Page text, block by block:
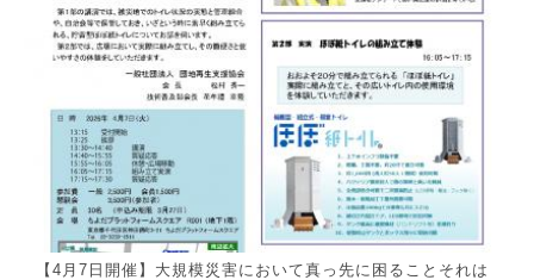
【4月7日開催】大規模災害において真っ先に困ることそれは